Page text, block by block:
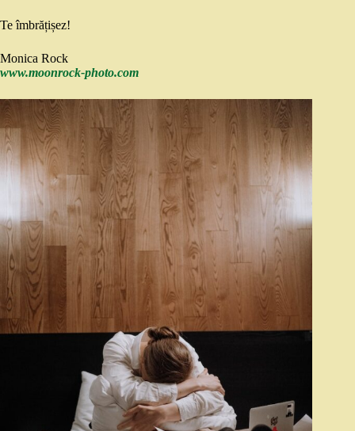
Te îmbrățișez!
Monica Rock
www.moonrock-photo.com